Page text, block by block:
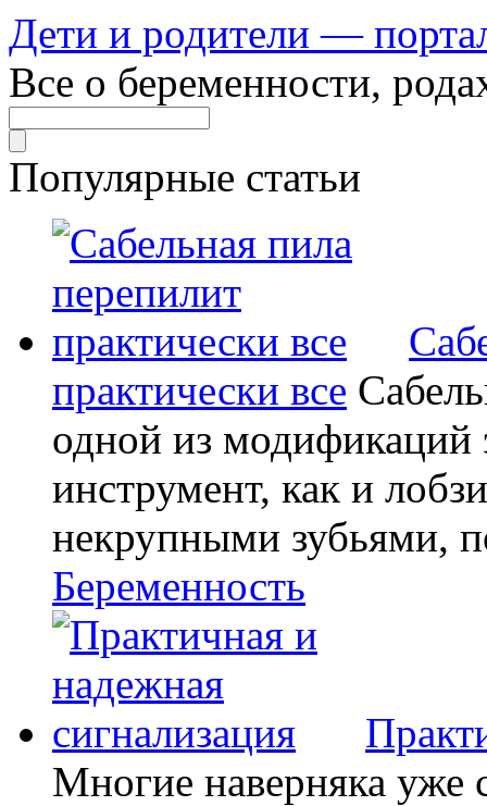
Дети и родители —
Все о беременности,
Популярные статьи
практически все
одной из модификаций
инструмент, как и
некрупными зубьями,
Беременность
Многие наверняка уже